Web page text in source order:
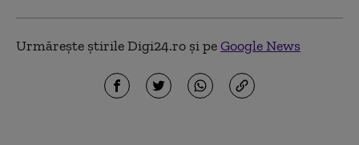
Urmărește știrile Digi24.ro și peGoogle News